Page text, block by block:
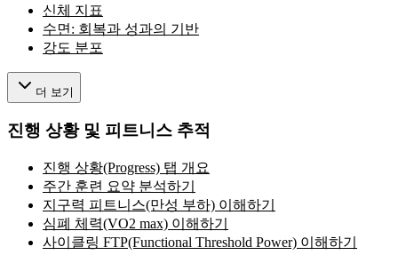
신체 지표
수면: 회복과 성과의 기반
강도 분포
더 보기
진행 상황 및 피트니스 추적
진행 상황(Progress) 탭 개요
주간 훈련 요약 분석하기
지구력 피트니스(만성 부하) 이해하기
심폐 체력(VO2 max) 이해하기
사이클링 FTP(Functional Threshold Power) 이해하기